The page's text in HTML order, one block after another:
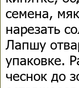
семена,
нарезать
Лапшу
упаковке.
чеснок до